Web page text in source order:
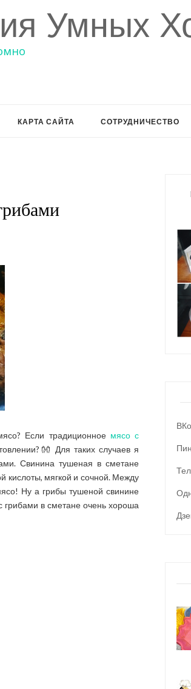
Умных
КАРТА САЙТА СОТРУДНИЧЕСТВО
Если традиционное мясо с
Для таких случаев я
Свинина тушеная в сметане
кислоты, мягкой и сочной. Между
Ну а грибы тушеной свинине
в сметане очень хороша